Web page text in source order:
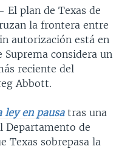
El plan de Texas de
la frontera entre
autorización está en
Suprema considera un
reciente del
Abbott.
ley en pausatras una
Departamento de
Texas sobrepasa la